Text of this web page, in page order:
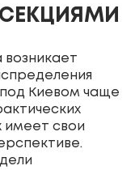
под Киевом чаще
имеет свои